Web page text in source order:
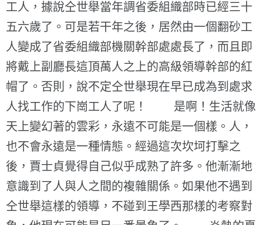
工人，據說仝世舉當年調省委組織部時已經三十
五六歲了。可是若干年之後，居然由一個翻砂工
人變成了省委組織部機關幹部處處長了，而且即
將戴上副廳長這頂萬人之上的高級領導幹部的紅
帽了。否則，說不定仝世舉現在早已成為到處求
人找工作的下崗工人了呢！ 是啊！生活就像
天上變幻著的雲彩，永遠不可能是一個樣。人，
也不會永遠是一種情態。經過這次坎坷打擊之
後，賈士貞覺得自己似乎成熟了許多。他漸漸地
意識到了人與人之間的複雜關係。如果他不遇到
仝世舉這樣的領導，不碰到王學西那樣的考察對